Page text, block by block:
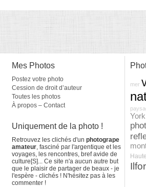
Mes Photos
Postez votre photo
Cession de droit d’auteur
Toutes les photos
À propos – Contact
Uniquement de la photo !
Retrouvez les clichés d'un photogrape
amateur, fasciné par l'argentique et les
voyages, les rencontres, bref avide de
culture[S]... Ce site n'a aucun autre but
que le plaisir de partager de beaux - je
l'espère - clichés ! N'hésitez pas à les
commenter !
mer
York